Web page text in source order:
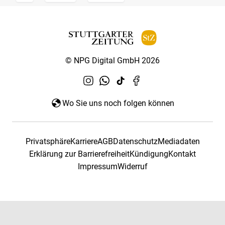
© NPG Digital GmbH 2026
Wo Sie uns noch folgen können
PrivatsphäreKarriereAGBDatenschutzMediadaten
Erklärung zur BarrierefreiheitKündigungKontakt
ImpressumWiderruf